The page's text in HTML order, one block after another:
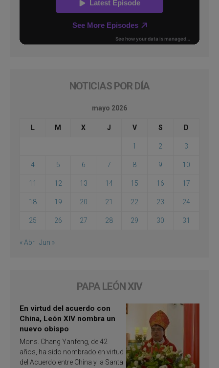
NOTICIAS POR DÍA
mayo 2026
L M X J V S D
1 2 3
4 5 6 7 8 9 10
11 12 13 14 15 16 17
18 19 20 21 22 23 24
25 26 27 28 29 30 31
« Abr Jun »
PAPA LEÓN XIV
En virtud del acuerdo con
China, León XIV nombra un
nuevo obispo
Mons. Chang Yanfeng, de 42
años, ha sido nombrado en virtud
del Acuerdo entre China y la Santa